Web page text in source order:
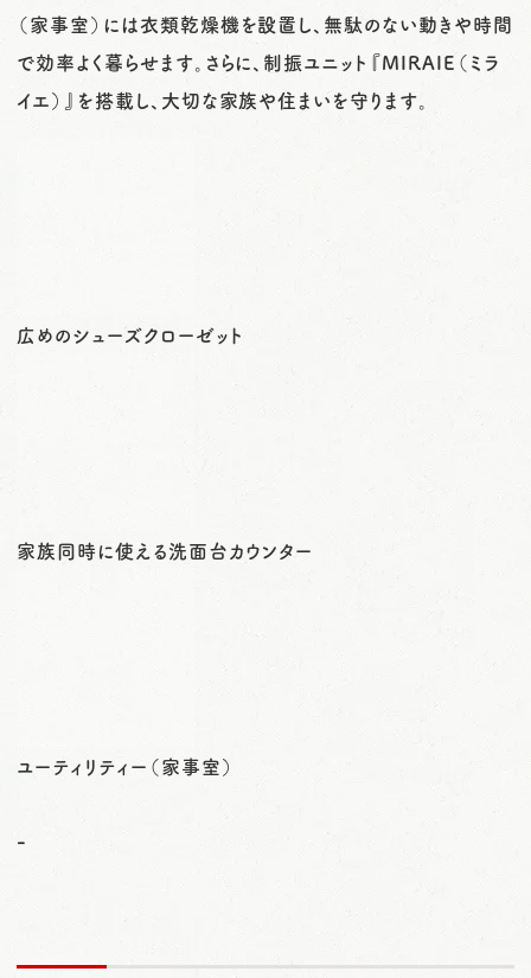
（家事室）には衣類乾燥機を設置し、無駄のない動きや時間
で効率よく暮らせます。さらに、制振ユニット『MIRAIE（ミラ
イエ）』を搭載し、大切な家族や住まいを守ります。
広めのシューズクローゼット
家族同時に使える洗面台カウンター
ユーティリティー（家事室）
-